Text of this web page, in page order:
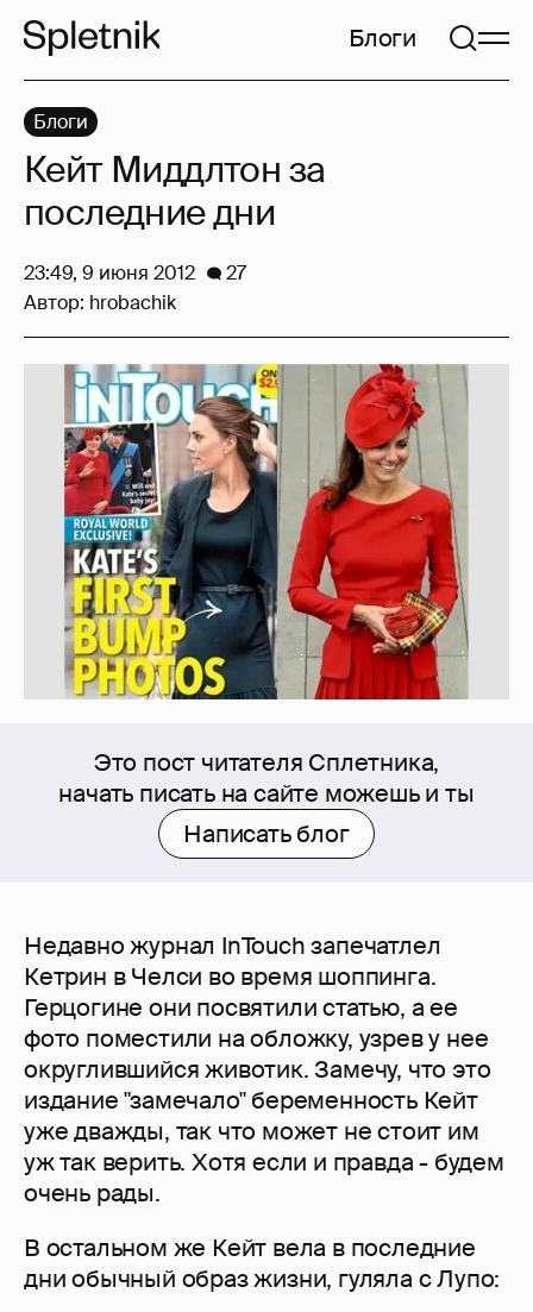
Блоги
Это пост читателя Сплетника,
начать писать на сайте можешь и ты
Написать блог
Недавно журнал InTouch запечатлел
Кетрин в Челси во время шоппинга.
Герцогине они посвятили статью, а ее
фото поместили на обложку, узрев у нее
округлившийся животик. Замечу, что это
издание "замечало" беременность Кейт
уже дважды, так что может не стоит им
уж так верить. Хотя если и правда - будем
очень рады.
В остальном же Кейт вела в последние
дни обычный образ жизни, гуляла с Лупо:
Блоги
Кейт Миддлтон за
последние дни
23:49, 9 июня 2012
27
Автор: hrobachik